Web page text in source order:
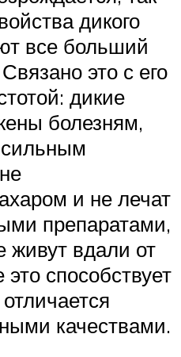
дикого
все больший
это с его
дикие
болезням,
сильным
и не лечат
препаратами,
живут вдали от
способствует
качествами.